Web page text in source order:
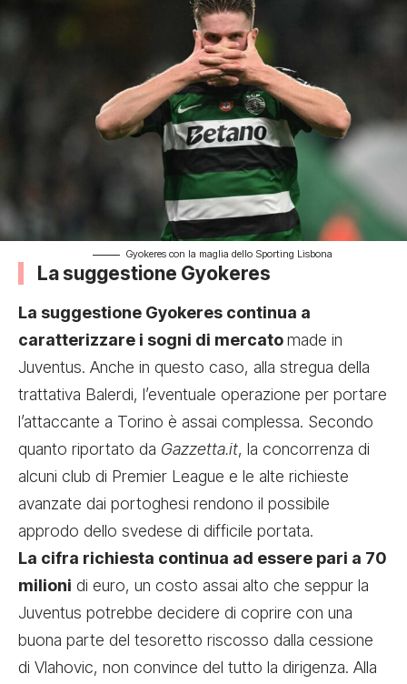
Gyokeres con la maglia dello Sporting Lisbona
La suggestione Gyokeres
La suggestione Gyokeres continua a
caratterizzare i sogni di mercatomade in
Juventus. Anche in questo caso, alla stregua della
trattativa Balerdi, l’eventuale operazione per portare
l’attaccante a Torino è assai complessa. Secondo
quanto riportato da Gazzetta.it, la concorrenza di
alcuni club di Premier League e le alte richieste
avanzate dai portoghesi rendono il possibile
approdo dello svedese di difficile portata.
La cifra richiesta continua ad essere pari a 70
milioni di euro, un costo assai alto che seppur la
Juventus potrebbe decidere di coprire con una
buona parte del tesoretto riscosso dalla cessione
di Vlahovic, non convince del tutto la dirigenza. Alla